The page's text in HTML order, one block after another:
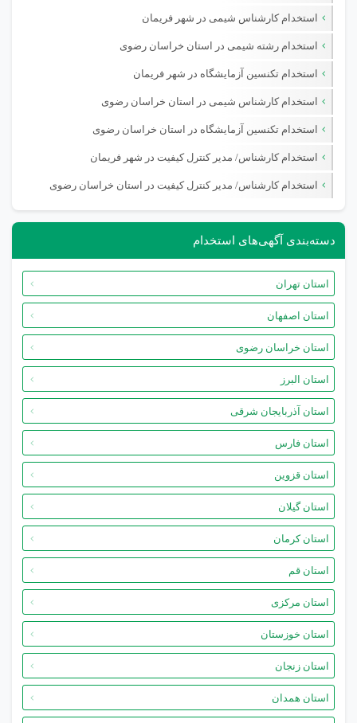
استخدام کارشناس شیمی در شهر فریمان
استخدام رشته شیمی در استان خراسان رضوی
استخدام تکنسین آزمایشگاه در شهر فریمان
استخدام کارشناس شیمی در استان خراسان رضوی
استخدام تکنسین آزمایشگاه در استان خراسان رضوی
استخدام کارشناس/ مدیر کنترل کیفیت در شهر فریمان
استخدام کارشناس/ مدیر کنترل کیفیت در استان خراسان رضوی
دسته‌بندی آگهی‌های استخدام
استان تهران
استان اصفهان
استان خراسان رضوی
استان البرز
استان آذربایجان شرقی
استان فارس
استان قزوین
استان گیلان
استان کرمان
استان قم
استان مرکزی
استان خوزستان
استان زنجان
استان همدان